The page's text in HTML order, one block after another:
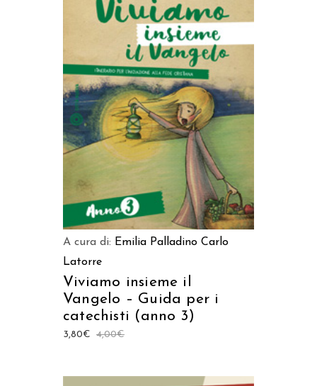
AGGIUNGI AL CARRELLO
A cura di: Emilia Palladino Carlo
Latorre
Viviamo insieme il
Vangelo – Guida per i
catechisti (anno 3)
4,00€
3,80€